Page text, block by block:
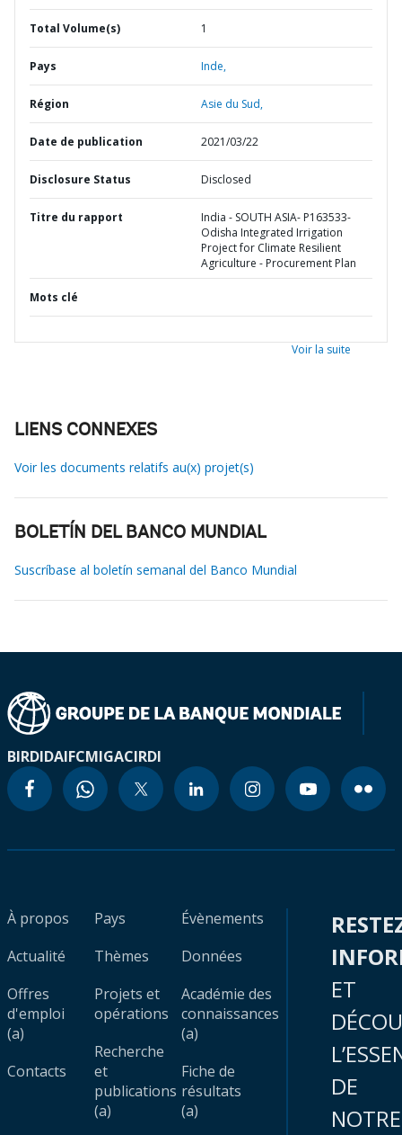
Total Volume(s) 1
Pays Inde,
Région Asie du Sud,
Date de publication 2021/03/22
Disclosure Status Disclosed
Titre du rapport
India - SOUTH ASIA- P163533-
Odisha Integrated Irrigation
Project for Climate Resilient
Agriculture - Procurement Plan
Mots clé
Voir la suite
LIENS CONNEXES
Voir les documents relatifs au(x) projet(s)
BOLETÍN DEL BANCO MUNDIAL
Suscríbase al boletín semanal del Banco Mundial
BIRDIDAIFCMIGACIRDI
À propos
Actualité
Offres
d'emploi
(a)
Contacts
Pays
Thèmes
Projets et
opérations
Recherche
et
publications
(a)
Évènements
Données
Académie des
connaissances
(a)
Fiche de
résultats
(a)
ET
DE
NOTRE